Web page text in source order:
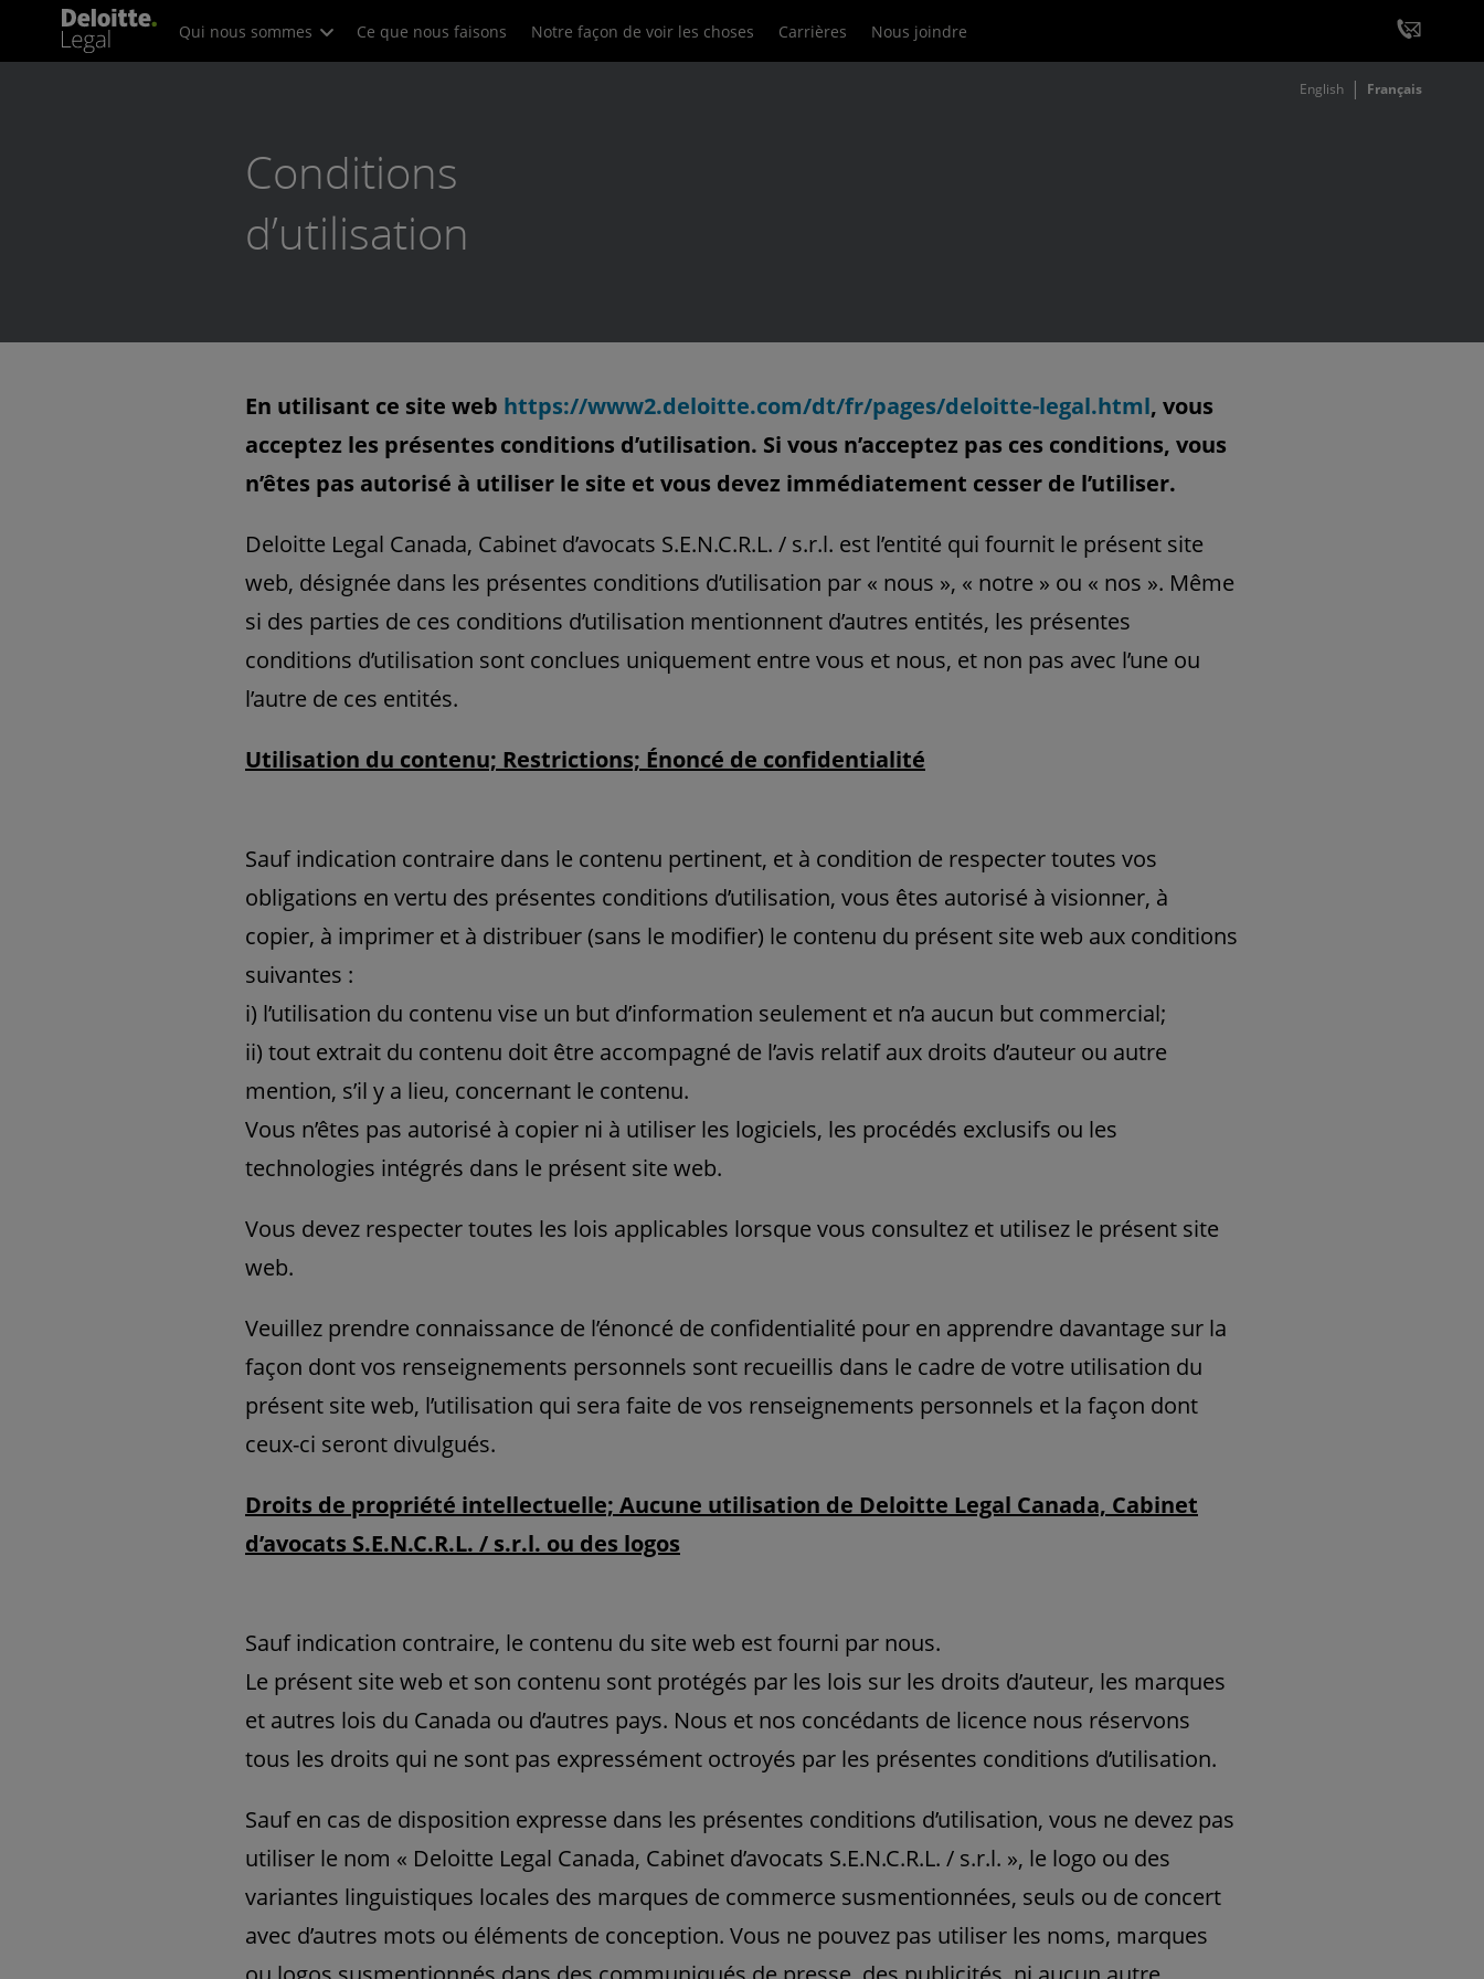
Qui nous sommes Ce que nous faisons Notre façon de voir les choses Carrières Nous joindre
English Français
Conditions
d’utilisation
En utilisant ce site web https://www2.deloitte.com/dt/fr/pages/deloitte-legal.html, vous
acceptez les présentes conditions d’utilisation. Si vous n’acceptez pas ces conditions, vous
n’êtes pas autorisé à utiliser le site et vous devez immédiatement cesser de l’utiliser.
Deloitte Legal Canada, Cabinet d’avocats S.E.N.C.R.L. / s.r.l. est l’entité qui fournit le présent site
web, désignée dans les présentes conditions d’utilisation par « nous », « notre » ou « nos ». Même
si des parties de ces conditions d’utilisation mentionnent d’autres entités, les présentes
conditions d’utilisation sont conclues uniquement entre vous et nous, et non pas avec l’une ou
l’autre de ces entités.
Utilisation du contenu; Restrictions; Énoncé de confidentialité
Sauf indication contraire dans le contenu pertinent, et à condition de respecter toutes vos
obligations en vertu des présentes conditions d’utilisation, vous êtes autorisé à visionner, à
copier, à imprimer et à distribuer (sans le modifier) le contenu du présent site web aux conditions
suivantes :
i) l’utilisation du contenu vise un but d’information seulement et n’a aucun but commercial;
ii) tout extrait du contenu doit être accompagné de l’avis relatif aux droits d’auteur ou autre
mention, s’il y a lieu, concernant le contenu.
Vous n’êtes pas autorisé à copier ni à utiliser les logiciels, les procédés exclusifs ou les
technologies intégrés dans le présent site web.
Vous devez respecter toutes les lois applicables lorsque vous consultez et utilisez le présent site
web.
Veuillez prendre connaissance de l’énoncé de confidentialité pour en apprendre davantage sur la
façon dont vos renseignements personnels sont recueillis dans le cadre de votre utilisation du
présent site web, l’utilisation qui sera faite de vos renseignements personnels et la façon dont
ceux-ci seront divulgués.
Droits de propriété intellectuelle; Aucune utilisation de Deloitte Legal Canada, Cabinet
d’avocats S.E.N.C.R.L. / s.r.l. ou des logos
Sauf indication contraire, le contenu du site web est fourni par nous.
Le présent site web et son contenu sont protégés par les lois sur les droits d’auteur, les marques
et autres lois du Canada ou d’autres pays. Nous et nos concédants de licence nous réservons
tous les droits qui ne sont pas expressément octroyés par les présentes conditions d’utilisation.
Sauf en cas de disposition expresse dans les présentes conditions d’utilisation, vous ne devez pas
utiliser le nom « Deloitte Legal Canada, Cabinet d’avocats S.E.N.C.R.L. / s.r.l. », le logo ou des
variantes linguistiques locales des marques de commerce susmentionnées, seuls ou de concert
avec d’autres mots ou éléments de conception. Vous ne pouvez pas utiliser les noms, marques